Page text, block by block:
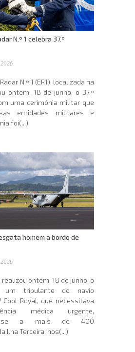
N.º 1 celebra 37.º
2026
N.º 1 (ER1), localizada na
ontem, 18 de junho, o 37.º
uma cerimónia militar que
entidades militares e
foi(...)
homem a bordo de
2026
realizou ontem, 18 de junho, o
um tripulante do navio
Cool Royal, que necessitava
médica urgente,
se a mais de 400
Ilha Terceira, nos(...)